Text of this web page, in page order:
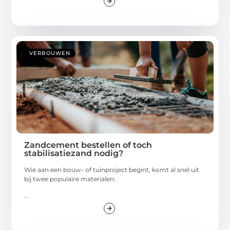
VERBOUWEN
Zandcement bestellen of toch
stabilisatiezand nodig?
Wie aan een bouw- of tuinproject begint, komt al snel uit
bij twee populaire materialen:
...